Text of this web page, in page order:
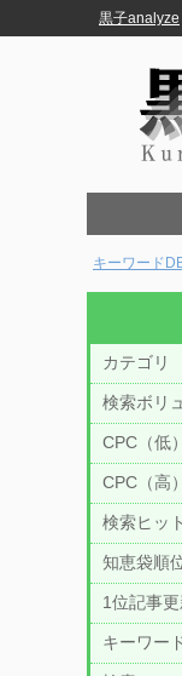
黒子analyze
キーワード
カテゴリ
検索ボリ
CPC（低）
CPC（高）
検索ヒッ
知恵袋順
1位記事更
キーワー